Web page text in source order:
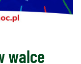
walce